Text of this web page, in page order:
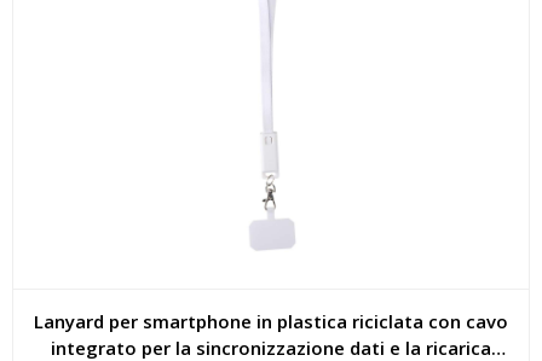
Lanyard per smartphone in plastica riciclata con cavo
integrato per la sincronizzazione dati e la ricarica